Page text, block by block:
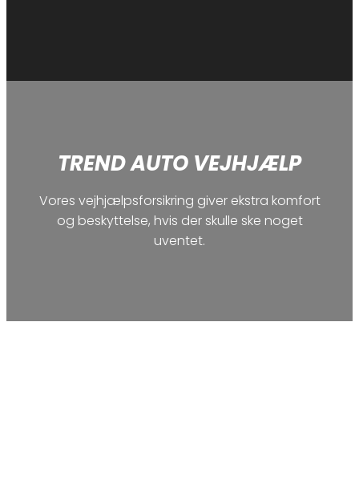
TREND AUTO VEJHJÆLP
Vores vejhjælpsforsikring giver ekstra komfort
og beskyttelse, hvis der skulle ske noget
uventet.